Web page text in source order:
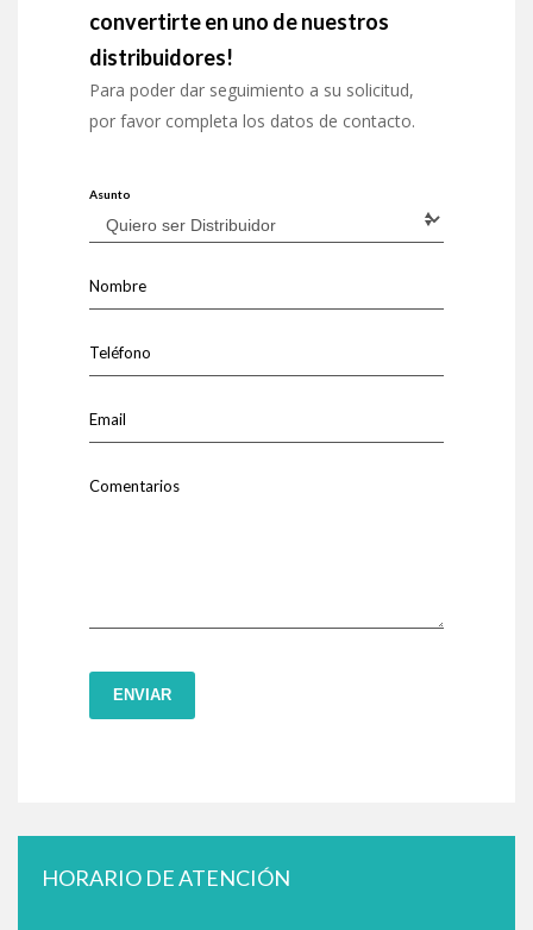
convertirte en uno de nuestros
distribuidores!
Para poder dar seguimiento a su solicitud,
por favor completa los datos de contacto.
Asunto
Nombre
Teléfono
Email
Comentarios
ENVIAR
HORARIO DE ATENCIÓN